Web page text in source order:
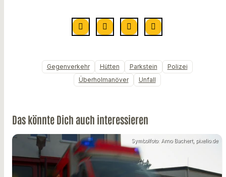
Gegenverkehr Hütten Parkstein
Polizei
Überholmanöver
Unfall
Das könnte Dich auch interessieren
Symbolfoto: Arno Bachert, pixelio.de